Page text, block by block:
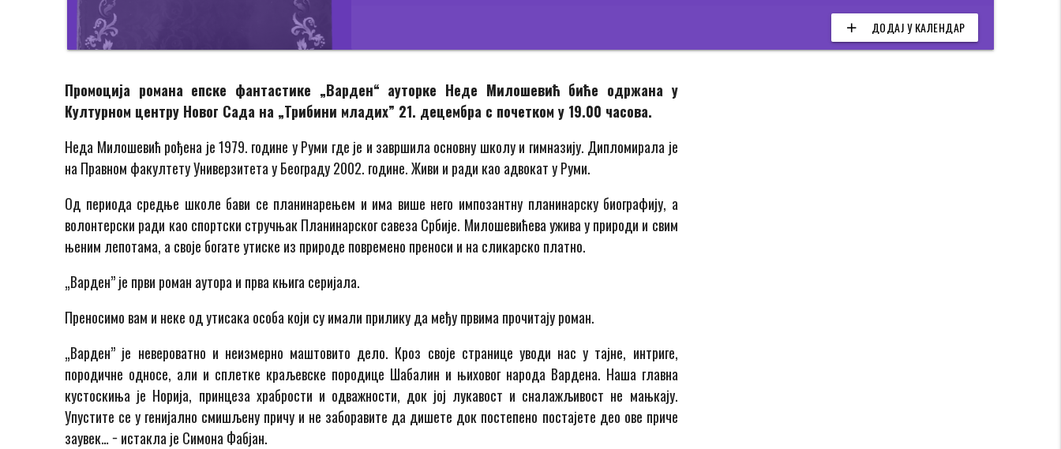
add ДОДАЈ У КАЛЕНДАР
Промоција романа епске фантастике „Варден“ ауторке Неде Милошевић биће одржана у
Културном центру Новог Сада на „Трибини младих” 21. децембра с почетком у 19.00 часова.
Неда Милошевић рођена је 1979. године у Руми где је и завршила основну школу и гимназију. Дипломирала је
на Правном факултету Универзитета у Београду 2002. године. Живи и ради као адвокат у Руми.
Од периода средње школе бави се планинарењем и има више него импозантну планинарску биографију, а
волонтерски ради као спортски стручњак Планинарског савеза Србије. Милошевићева ужива у природи и свим
њеним лепотама, а своје богате утиске из природе повремено преноси и на сликарско платно.
„Варден” је први роман аутора и прва књига серијала.
Преносимо вам и неке од утисака особа који су имали прилику да међу првима прочитају роман.
„Варден” је невероватно и неизмерно маштовито дело. Кроз своје странице уводи нас у тајне, интриге,
породичне односе, али и сплетке краљевске породице Шабалин и њиховог народа Вардена. Наша главна
кустоскиња је Норија, принцеза храбрости и одважности, док јој лукавост и сналажљивост не мањкају.
Упустите се у генијално смишљену причу и не заборавите да дишете док постепено постајете део ове приче
заувек… − истакла је Симона Фабјан.